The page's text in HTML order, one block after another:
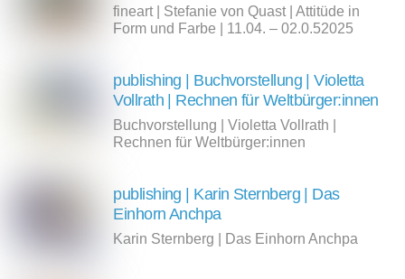
fineart | Stefanie von Quast | Attitüde in
Form und Farbe | 11.04. – 02.0.52025
publishing | Buchvorstellung | Violetta
Vollrath | Rechnen für Weltbürger:innen
Buchvorstellung | Violetta Vollrath |
Rechnen für Weltbürger:innen
publishing | Karin Sternberg | Das
Einhorn Anchpa
Karin Sternberg | Das Einhorn Anchpa